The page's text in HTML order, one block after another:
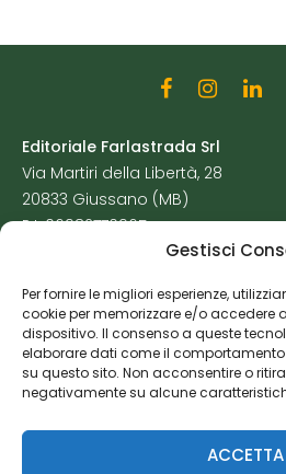
Gestisci
Per fornire le migliori esperienze,
cookie per memorizzare e/o accedere
dispositivo. Il consenso a queste
elaborare dati come il
su questo sito. Non acconsentire o
negativamente su alcune
ACCETTA
Editoriale Farlastrada Srl
Via Martiri della Libertà, 28
20833 Giussano (MB)
P.I. 06982770965
Cookie Policy
Risorse Aggiuntive